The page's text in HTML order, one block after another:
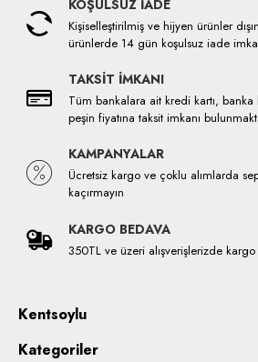
KOŞULSUZ İADE
Kişiselleştirilmiş ve hijyen ürünler
ürünlerde 14 gün koşulsuz iade
TAKSİT İMKANI
Tüm bankalara ait kredi kartı, banka
peşin fiyatına taksit imkanı
KAMPANYALAR
Ücretsiz kargo ve çoklu alımlarda
kaçırmayın
KARGO BEDAVA
350TL ve üzeri alışverişlerizde
Kentsoylu
Kategoriler